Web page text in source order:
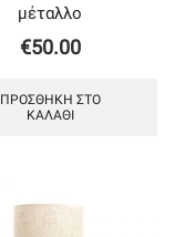
μέταλλο
€50.00
ΠΡΟΣΘΉΚΗ ΣΤΟ
ΚΑΛΆΘΙ